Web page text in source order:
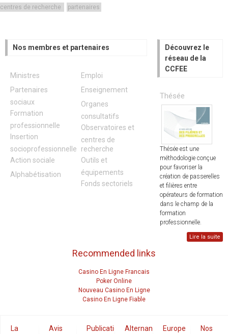
centres de recherche
partenaires
Nos membres et partenaires
Ministres
Partenaires
sociaux
Formation
professionnelle
Insertion
socioprofessionnelle
Action sociale
Alphabétisation
Emploi
Enseignement
Organes
consultatifs
Observatoires et
centres de
recherche
Outils et
équipements
Fonds sectoriels
Découvrez le
réseau de la
CCFEE
Thésée
Thésée est une
méthodologie conçue
pour favoriser la
création de passerelles
et filières entre
opérateurs de formation
dans le champ de la
formation
professionnelle.
Lire la suite
Recommended links
Casino En Ligne Francais
Poker Online
Nouveau Casino En Ligne
Casino En Ligne Fiable
La
Avis PublicationsAlternance Europe
Nos